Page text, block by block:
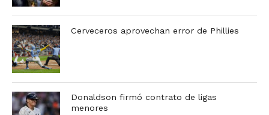
Cerveceros aprovechan error de Phillies
Donaldson firmó contrato de ligas
menores